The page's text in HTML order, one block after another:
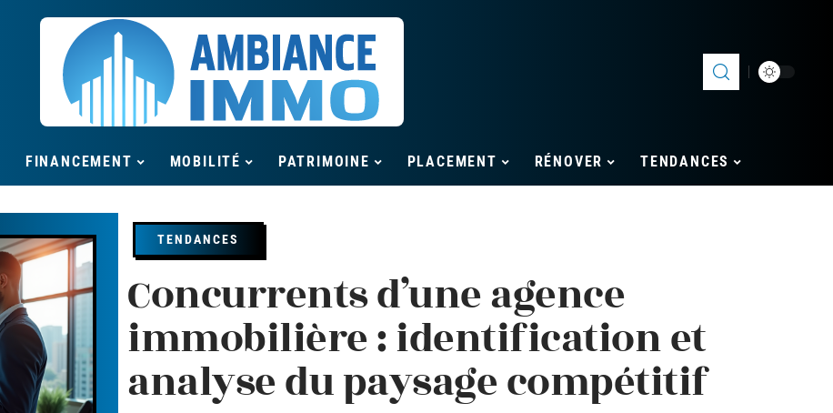
FINANCEMENT MOBILITÉ PATRIMOINE PLACEMENT RÉNOVER TENDANCES
TENDANCES
Concurrents d’une agence
immobilière : identification et
analyse du paysage compétitif